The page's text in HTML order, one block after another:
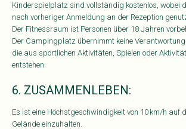
Kinderspielplatz sind vollständig kostenlos, wobei
nach vorheriger Anmeldung an der Rezeption
Der Fitnessraum ist Personen über 18 Jahren
Der Campingplatz übernimmt keine Verantwortung
die aus sportlichen Aktivitäten, Spielen oder
entstehen.
6. ZUSAMMENLEBEN:
Es ist eine Höchstgeschwindigkeit von 10 km/h auf
Gelände einzuhalten.